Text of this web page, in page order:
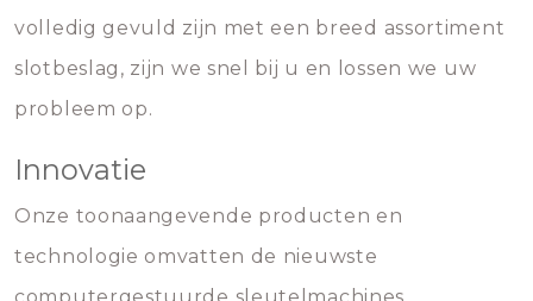
volledig gevuld zijn met een breed assortiment
slotbeslag, zijn we snel bij u en lossen we uw
probleem op.
Innovatie
Onze toonaangevende producten en
technologie omvatten de nieuwste